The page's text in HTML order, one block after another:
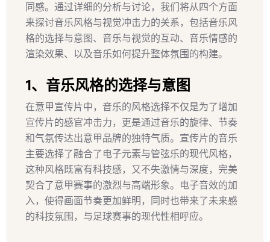
同感。通过详细的分析与讨论，我们将从四个方面
来探讨音乐风格与视觉冲击力的关系，包括音乐风
格的选择与意图、音乐与视觉的互动、音乐情感的
渲染效果、以及音乐如何提升整体氛围的构建。
1、音乐风格的选择与意图
在意甲宣传片中，音乐的风格选择不仅是为了增加
宣传片的感官冲击力，更是通过音乐的旋律、节奏
和气氛传达出意甲品牌的独特气质。宣传片的音乐
主要选择了融合了电子元素与管弦乐的现代风格，
这种风格既富有科技感，又不失激情与深度，完美
契合了意甲赛事的激烈与高端形象。电子音效的加
入，使得画面节奏更加鲜明，同时也带来了未来感
的科技氛围，与足球赛事的现代性相呼应。